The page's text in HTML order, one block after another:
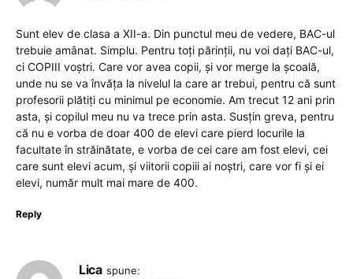
Sunt elev de clasa a XII-a. Din punctul meu de vedere, BAC-ul
trebuie amânat. Simplu. Pentru toți părinții, nu voi dați BAC-ul,
ci COPIII voștri. Care vor avea copii, și vor merge la școală,
unde nu se va învăța la nivelul la care ar trebui, pentru că sunt
profesorii plătiți cu minimul pe economie. Am trecut 12 ani prin
asta, și copilul meu nu va trece prin asta. Susțin greva, pentru
că nu e vorba de doar 400 de elevi care pierd locurile la
facultate în străinătate, e vorba de cei care am fost elevi, cei
care sunt elevi acum, și viitorii copiii ai noștri, care vor fi și ei
elevi, număr mult mai mare de 400.
Reply
Lica spune: